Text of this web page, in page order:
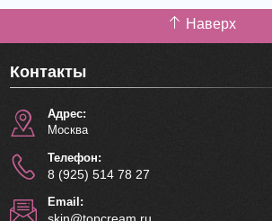
Наверх
Контакты
Адрес:
Москва
Телефон:
8 (925) 514 78 27
Email: